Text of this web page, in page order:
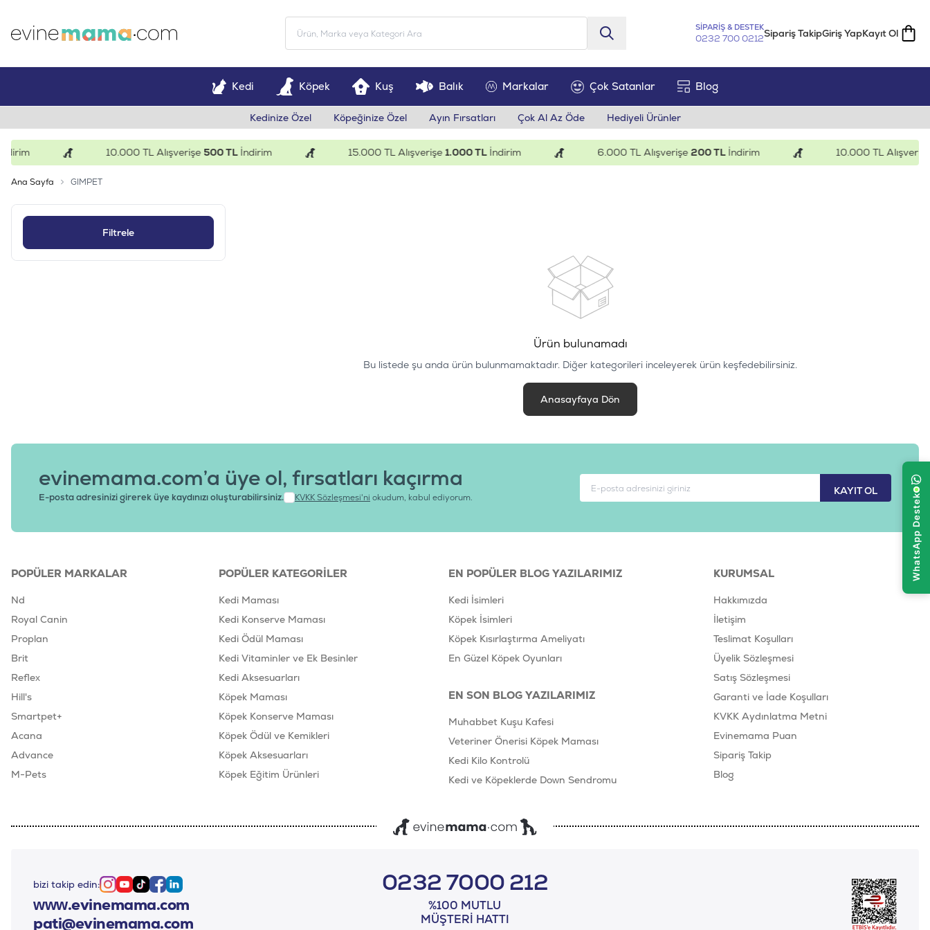
SİPARİŞ & DESTEK
0232 700 0212Sipariş TakipGiriş YapKayıt Ol
Kedi Köpek Kuş Balık Markalar Çok Satanlar Blog
Kedinize Özel Köpeğinize Özel Ayın Fırsatları Çok Al Az Öde Hediyeli Ürünler
10.000 TL Alışverişe500 TLİndirim 15.000 TL Alışverişe1.000 TLİndirim 6.000 TL Alışverişe200 TLİndirim 10.000 TL Alışverişe
Ana Sayfa GIMPET
Filtrele
Ürün bulunamadı
Bu listede şu anda ürün bulunmamaktadır. Diğer kategorileri inceleyerek ürün keşfedebilirsiniz.
Anasayfaya Dön
KAYIT OL
evinemama.com’a üye ol, fırsatları kaçırma
E-posta adresinizi girerek üye kaydınızı oluşturabilirsiniz. KVKK Sözleşmesi'ni okudum, kabul ediyorum.
POPÜLER MARKALAR
Nd
Royal Canin
Proplan
Brit
Reflex
Hill's
Smartpet+
Acana
Advance
M-Pets
POPÜLER KATEGORILER
Kedi Maması
Kedi Konserve Maması
Kedi Ödül Maması
Kedi Vitaminler ve Ek Besinler
Kedi Aksesuarları
Köpek Maması
Köpek Konserve Maması
Köpek Ödül ve Kemikleri
Köpek Aksesuarları
Köpek Eğitim Ürünleri
EN POPÜLER BLOG YAZILARIMIZ
Kedi İsimleri
Köpek İsimleri
Köpek Kısırlaştırma Ameliyatı
En Güzel Köpek Oyunları
EN SON BLOG YAZILARIMIZ
Muhabbet Kuşu Kafesi
Veteriner Önerisi Köpek Maması
Kedi Kilo Kontrolü
Kedi ve Köpeklerde Down Sendromu
KURUMSAL
Hakkımızda
İletişim
Teslimat Koşulları
Üyelik Sözleşmesi
Satış Sözleşmesi
Garanti ve İade Koşulları
KVKK Aydınlatma Metni
Evinemama Puan
Sipariş Takip
Blog
bizi takip edin: Instagram
Youtube
TiktokFacebook
Linkedin
www.evinemama.com
pati@evinemama.com
0232 7000 212
%100 MUTLU
MÜŞTERI HATTI